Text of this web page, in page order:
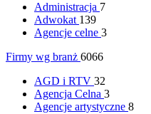
Administracja 7
Adwokat 139
Agencje celne 3
Firmy wg branż 6066
AGD i RTV 32
Agencja Celna 3
Agencje artystyczne 8